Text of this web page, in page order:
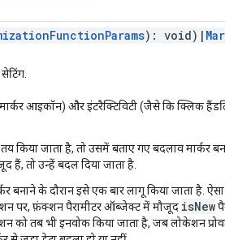
): void)|
आइकॉन) और इंटरैक्टिविटी (जैसे कि क्लिक
किया जाता है, तो उसमें बताए गए बदलाव मार्कर
हैं, तो उन्हें बदल दिया जाता है.
बनाने के दौरान इसे एक बार लागू किया जाता है.
पर, फ़ंक्शन पैरामीटर ऑब्जेक्ट में मौजूद isNew
को तब भी इनवोक किया जाता है, जब लोकेशन